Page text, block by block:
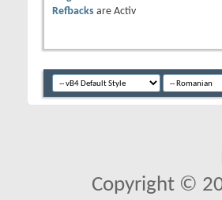
Refbacks are Activ
Copyright ©